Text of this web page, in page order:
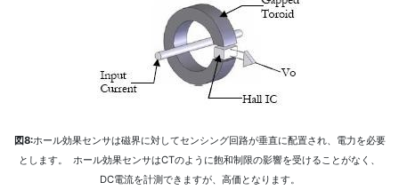
図8:ホール効果センサは磁界に対してセンシング回路が垂直に配置され、電力を必要
とします。 ホール効果センサはCTのように飽和制限の影響を受けることがなく、
DC電流を計測できますが、高価となります。